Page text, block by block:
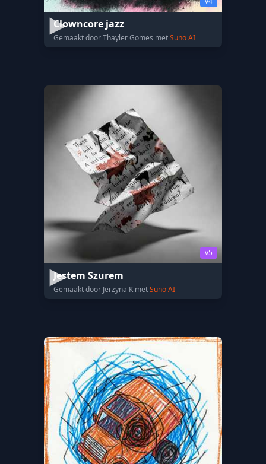
Clowncore jazz
Gemaakt door Thayler Gomes metSuno AI
v5
Jestem Szurem
Gemaakt door Jerzyna K metSuno AI